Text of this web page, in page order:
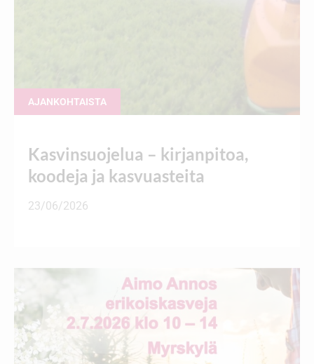
AJANKOHTAISTA
Kasvinsuojelua – kirjanpitoa,
koodeja ja kasvuasteita
23/06/2026